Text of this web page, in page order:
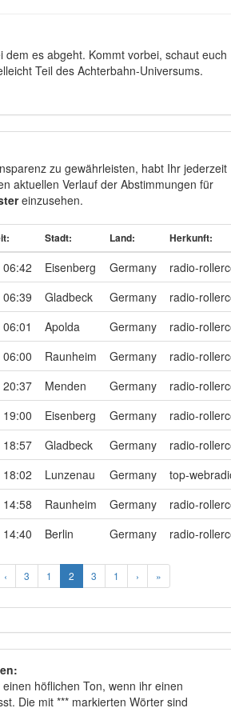
dem es abgeht. Kommt vorbei, schaut euch
Teil des Achterbahn-Universums.
zu gewährleisten, habt Ihr jederzeit
aktuellen Verlauf der Abstimmungen für
einzusehen.
Stadt: Land: Herkunft:
Eisenberg Germany
radio-
Gladbeck Germany
radio-
Apolda Germany
radio-
Raunheim Germany
radio-
20:37
Menden Germany
radio-
Eisenberg Germany
radio-
18:57
Gladbeck Germany
radio-
Lunzenau Germany
top-
Raunheim Germany
radio-
Berlin Germany radio-
‹ 3 1 2 3 1 › »
höflichen Ton, wenn ihr einen
Die mit *** markierten Wörter sind